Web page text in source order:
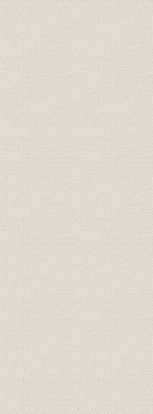
事業所;施設
事業所;施設
事業所;施設
事業所;施設
事業所;施設
事業所;施設
事業所;施設
事業所;施設